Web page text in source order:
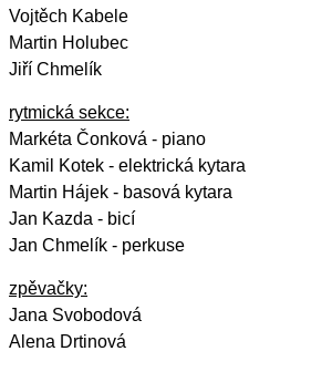
Vojtěch Kabele
Martin Holubec
Jiří Chmelík
rytmická sekce:
Markéta Čonková - piano
Kamil Kotek - elektrická kytara
Martin Hájek - basová kytara
Jan Kazda - bicí
Jan Chmelík - perkuse
zpěvačky:
Jana Svobodová
Alena Drtinová